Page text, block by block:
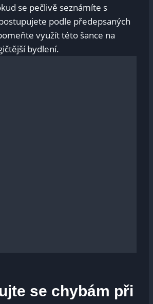
se pečlivě seznámíte s
podle předepsaných
využít této šance na
bydlení.
se chybám při